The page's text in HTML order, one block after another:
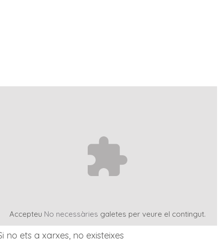
Accepteu No necessàries galetes per veure el contingut.
no ets a xarxes, no existeixes